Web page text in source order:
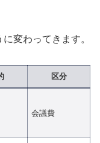
変わってきます。
区分
会議費